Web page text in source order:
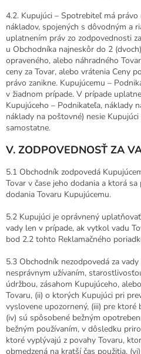
4.2. Kupujúci – Spotrebiteľ má
nákladov, spojených s dôvodným a
uplatnením práv zo zodpovednosti
u Obchodníka najneskôr do 2
opraveného, alebo náhradného
ceny za Tovar, alebo vrátenia Ceny
právo zanikne. Kupujúcemu –
v žiadnom prípade. V prípade
Kupujúceho – Podnikateľa, náklady
náklady na poštovné) nesie
samostatne.
V. ZODPOVEDNOSŤ ZA
5.1 Obchodník zodpovedá
Tovar v čase jeho dodania a ktorá
dodania Tovaru Kupujúcemu.
5.2 Kupujúci je oprávnený
vady len v prípade, ak vytkol vadu
bod 2.2 tohto Reklamačného
5.3 Obchodník nezodpovedá za
nesprávnym užívaním,
údržbou, zásahom Kupujúceho,
Tovaru, (ii) o ktorých Kupujúci pri
vyslovene upozornený, (iii) pre ktoré
(iv) sú spôsobené bežným
bežným používaním, v dôsledku
ktoré vyplývajú z povahy Tovaru,
obmedzená na kratší čas použitia,